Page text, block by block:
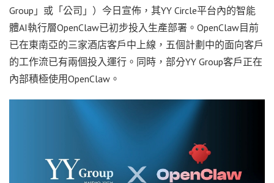
Group」或「公司」）今日宣佈，其YY Circle平台內的智能
體AI執行層OpenClaw已初步投入生產部署。OpenClaw目前
已在東南亞的三家酒店客戶中上線，五個計劃中的面向客戶
的工作流已有兩個投入運行。同時，部分YY Group客戶正在
內部積極使用OpenClaw。